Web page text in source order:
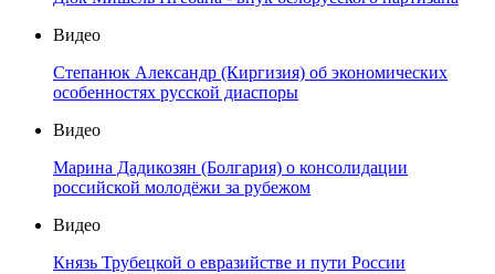
Видео
Степанюк Александр (Киргизия) об экономических
особенностях русской диаспоры
Видео
Марина Дадикозян (Болгария) о консолидации
российской молодёжи за рубежом
Видео
Князь Трубецкой о евразийстве и пути России